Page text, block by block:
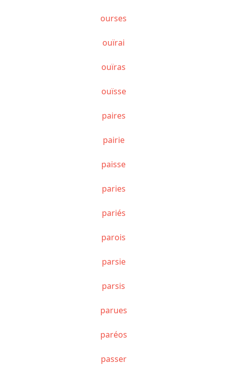
ourses
ouïrai
ouïras
ouïsse
paires
pairie
paisse
paries
pariés
parois
parsie
parsis
parues
paréos
passer